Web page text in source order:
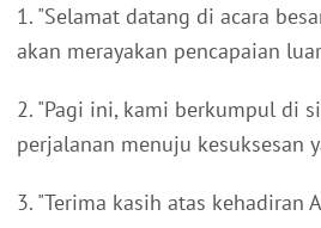
1. "Selamat datang di acara
akan merayakan pencapaian
2. "Pagi ini, kami berkumpul di
perjalanan menuju kesuksesan
3. "Terima kasih atas kehadiran